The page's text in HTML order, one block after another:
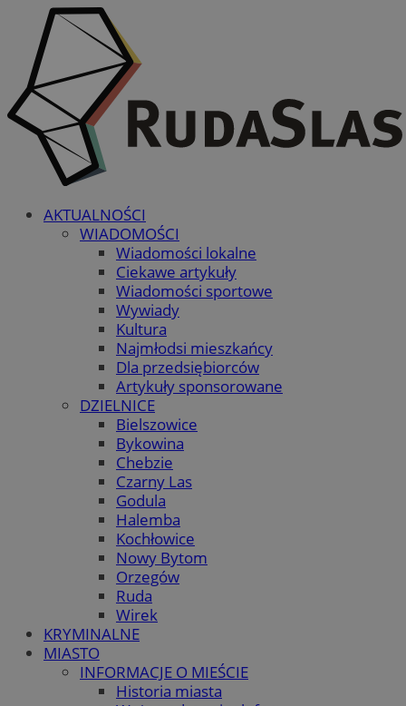
AKTUALNOŚCI
WIADOMOŚCI
Wiadomości lokalne
Ciekawe artykuły
Wiadomości sportowe
Wywiady
Kultura
Najmłodsi mieszkańcy
Dla przedsiębiorców
Artykuły sponsorowane
DZIELNICE
Bielszowice
Bykowina
Chebzie
Czarny Las
Godula
Halemba
Kochłowice
Nowy Bytom
Orzegów
Ruda
Wirek
KRYMINALNE
MIASTO
INFORMACJE O MIEŚCIE
Historia miasta